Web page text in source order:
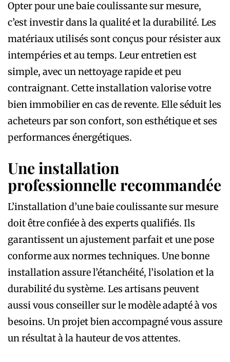
Opter pour une baie coulissante sur mesure,
c’est investir dans la qualité et la durabilité. Les
matériaux utilisés sont conçus pour résister aux
intempéries et au temps. Leur entretien est
simple, avec un nettoyage rapide et peu
contraignant. Cette installation valorise votre
bien immobilier en cas de revente. Elle séduit les
acheteurs par son confort, son esthétique et ses
performances énergétiques.
Une installation
professionnelle recommandée
L’installation d’une baie coulissante sur mesure
doit être confiée à des experts qualifiés. Ils
garantissent un ajustement parfait et une pose
conforme aux normes techniques. Une bonne
installation assure l’étanchéité, l’isolation et la
durabilité du système. Les artisans peuvent
aussi vous conseiller sur le modèle adapté à vos
besoins. Un projet bien accompagné vous assure
un résultat à la hauteur de vos attentes.